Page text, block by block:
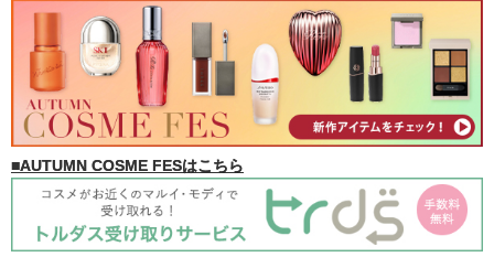
■AUTUMN COSME FESはこちら